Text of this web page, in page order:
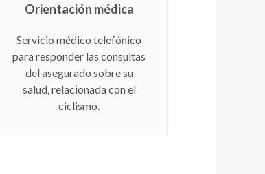
Orientación médica
Servicio médico telefónico
para responder las consultas
del asegurado sobre su
salud, relacionada con el
ciclismo.